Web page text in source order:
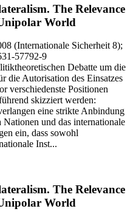
The Relevance
World
(Internationale Sicherheit 8);
57792-9
Debatte um die
die Autorisation des Einsatzes
verschiedenste Positionen
skizziert werden:
eine strikte Anbindung
und das internationale
ein, dass sowohl
Inst...
The Relevance
World